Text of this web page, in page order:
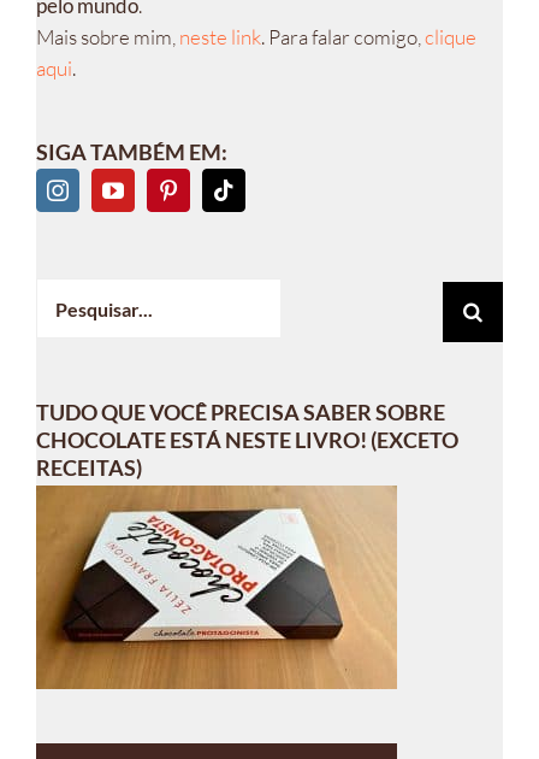
Mais sobre mim, neste link. Para falar comigo, clique
aqui.
SIGA TAMBÉM EM:
resultados
TUDO QUE VOCÊ PRECISA SABER SOBRE
CHOCOLATE ESTÁ NESTE LIVRO! (EXCETO
RECEITAS)